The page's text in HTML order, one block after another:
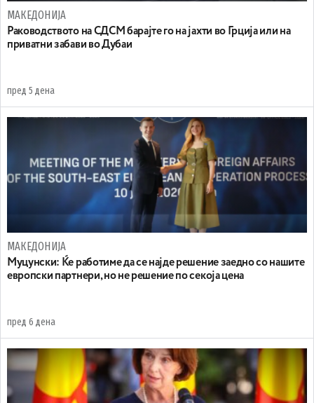
МАКЕДОНИЈА
Раководството на СДСМ барајте го на јахти во Грција или на
приватни забави во Дубаи
пред 5 дена
МАКЕДОНИЈА
Муцунски: Ќе работиме да се најде решение заедно со нашите
европски партнери, но не решение по секоја цена
пред 6 дена